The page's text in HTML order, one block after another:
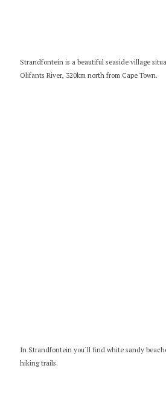
Strandfontein is a beautiful seaside village
Olifants River, 320km north from Cape Town.
In Strandfontein you´ll find white sandy
hiking trails.